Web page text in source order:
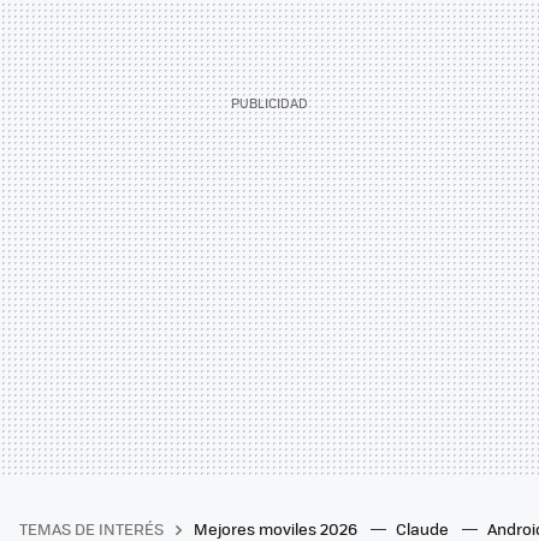
TEMAS DE INTERÉS Mejores moviles 2026 Claude